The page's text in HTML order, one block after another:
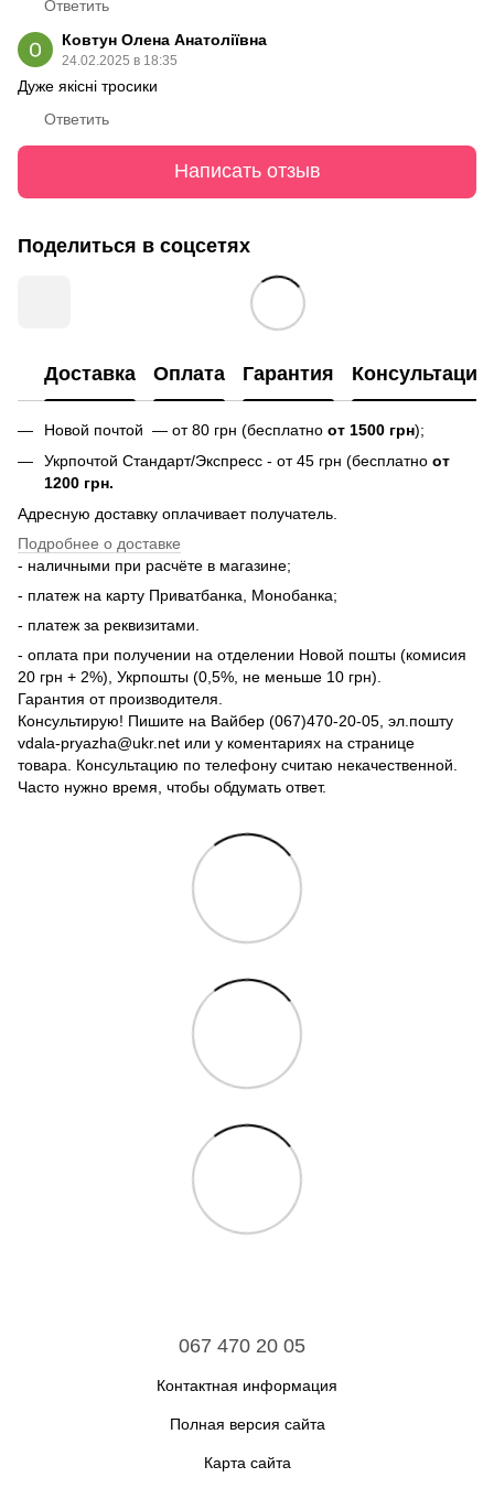
Ответить
Ковтун Олена Анатоліївна
24.02.2025 в 18:35
Дуже якісні тросики
Ответить
Написать отзыв
Поделиться в соцсетях
Доставка Оплата Гарантия Консультация
Новой почтой — от 80 грн (бесплатно от 1500 грн);
Укрпочтой Стандарт/Экспресс - от 45 грн (бесплатно от
1200 грн.
Адресную доставку оплачивает получатель.
Подробнее о доставке
- наличными при расчёте в магазине;
- платеж на карту Приватбанка, Монобанка;
- платеж за реквизитами.
- оплата при получении на отделении Новой пошты (комисия
20 грн + 2%), Укрпошты (0,5%, не меньше 10 грн).
Гарантия от производителя.
Консультирую! Пишите на Вайбер (067)470-20-05, эл.пошту
vdala-pryazha@ukr.net или у коментариях на странице
товара. Консультацию по телефону считаю некачественной.
Часто нужно время, чтобы обдумать ответ.
067 470 20 05
Контактная информация
Полная версия сайта
Карта сайта